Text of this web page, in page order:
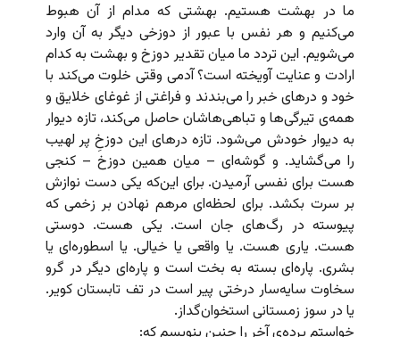
ما در بهشت هستیم. بهشتی که مدام از آن هبوط
می‌کنیم و هر نفس با عبور از دوزخی دیگر به آن وارد
می‌شویم. این تردد ما میان تقدیر دوزخ و بهشت به کدام
ارادت و عنایت آویخته است؟ آدمی وقتی خلوت می‌کند با
خود و درهای خبر را می‌بندند و فراغتی از غوغای خلایق و
همه‌ی تیرگی‌ها و تباهی‌هاشان حاصل می‌کند، تازه دیوار
به دیوار خودش می‌شود. تازه درهای این دوزخِ پر لهیب
را می‌گشاید. و گوشه‌ای – میان همین دوزخ – کنجی
هست برای نفسی آرمیدن. برای این‌که یکی دست نوازش
بر سرت بکشد. برای لحظه‌ای مرهم نهادن بر زخمی که
پیوسته در رگ‌های جان است. یکی هست. دوستی
هست. یاری هست. یا واقعی یا خیالی. یا اسطوره‌ای یا
بشری. پاره‌ای بسته به بخت است و پاره‌ای دیگر در گرو
سخاوت سایه‌سار درختی پیر است در تف تابستان کویر.
یا در سوز زمستانی استخوان‌گداز.